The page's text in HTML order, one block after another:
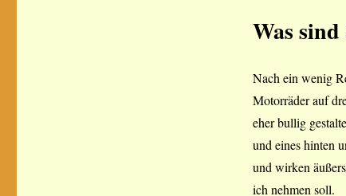
Was
Nach ein wenig
Motorräder auf
eher bullig
und eines hinten
und wirken
ich nehmen soll.